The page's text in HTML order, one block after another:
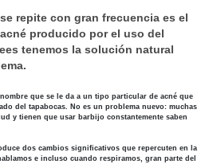
repite con gran frecuencia es el
acné producido por el uso del
tenemos la solución natural
que se le da a un tipo particular de acné que
del tapabocas. No es un problema nuevo: muchas
y tienen que usar barbijo constantemente saben
dos cambios significativos que repercuten en la
e incluso cuando respiramos, gran parte del